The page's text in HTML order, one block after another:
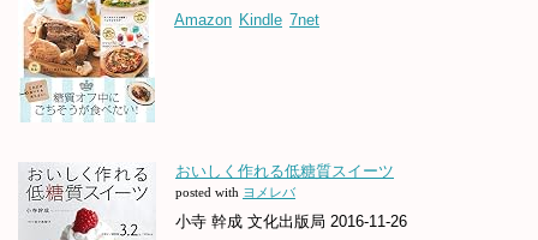
Amazon Kindle 7net
おいしく作れる低糖質スイーツ
posted with ヨメレバ
小寺 幹成 文化出版局 2016-11-26